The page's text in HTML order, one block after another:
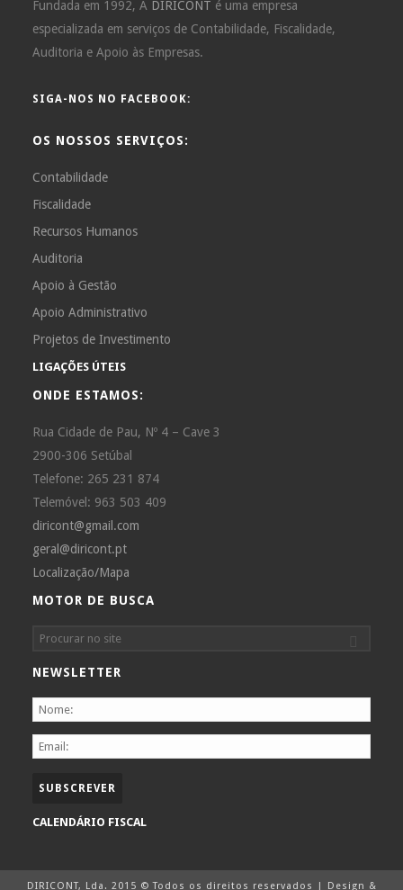
Fundada em 1992, A DIRICONT é uma empresa
especializada em serviços de Contabilidade, Fiscalidade,
Auditoria e Apoio às Empresas.
SIGA-NOS NO FACEBOOK:
OS NOSSOS SERVIÇOS:
Contabilidade
Fiscalidade
Recursos Humanos
Auditoria
Apoio à Gestão
Apoio Administrativo
Projetos de Investimento
LIGAÇÕES ÚTEIS
ONDE ESTAMOS:
Rua Cidade de Pau, Nº 4 – Cave 3
2900-306 Setúbal
Telefone: 265 231 874
Telemóvel: 963 503 409
diricont@gmail.com
geral@diricont.pt
Localização/Mapa
MOTOR DE BUSCA
NEWSLETTER
CALENDÁRIO FISCAL
DIRICONT, Lda. 2015 © Todos os direitos reservados | Design &